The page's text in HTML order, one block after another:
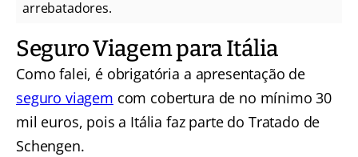
arrebatadores.
Seguro Viagem para Itália
Como falei, é obrigatória a apresentação de
seguro viagem com cobertura de no mínimo 30
mil euros, pois a Itália faz parte do Tratado de
Schengen.